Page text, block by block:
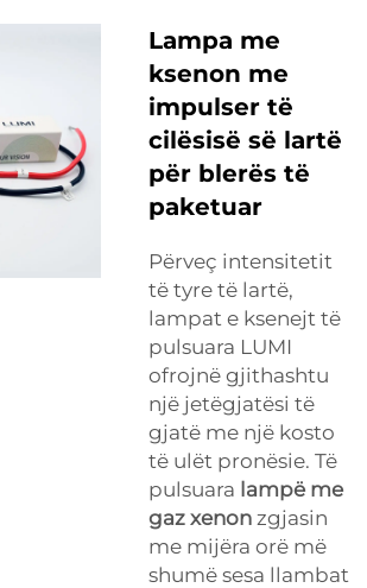
Lampa me
ksenon me
impulser të
cilësisë së lartë
për blerës të
paketuar
Përveç intensitetit
të tyre të lartë,
lampat e ksenejt të
pulsuara LUMI
ofrojnë gjithashtu
një jetëgjatësi të
gjatë me një kosto
të ulët pronësie. Të
pulsuara lampë me
gaz xenon zgjasin
me mijëra orë më
shumë sesa llambat